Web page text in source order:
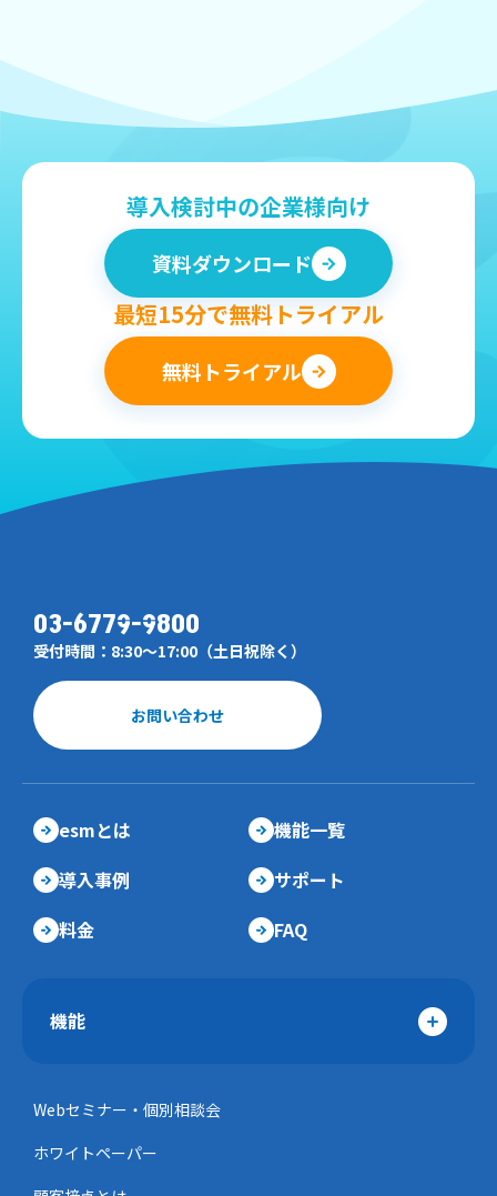
導入検討中の企業様向け
資料ダウンロード
最短15分で無料トライアル
無料トライアル
お問い合わせ
03-6779-9800
受付時間：8:30～17:00（土日祝除く）
esmとは
機能一覧
導入事例
サポート
料金
FAQ
機能
Webセミナー・個別相談会
ホワイトペーパー